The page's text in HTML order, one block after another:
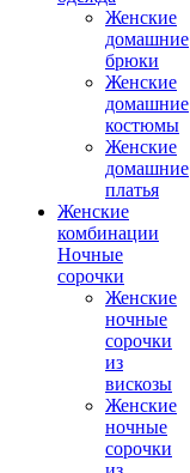
Женские
домашние
брюки
Женские
домашние
костюмы
Женские
домашние
платья
Женские
комбинации
Ночные
сорочки
Женские
ночные
сорочки
из
вискозы
Женские
ночные
сорочки